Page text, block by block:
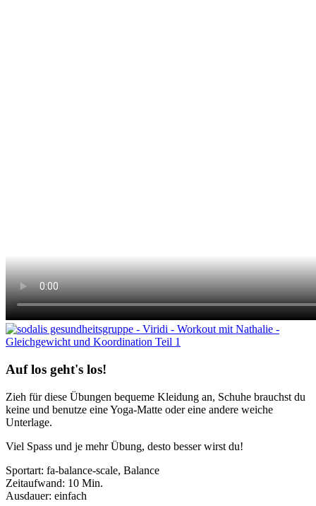
Auf los geht's los!
Zieh für diese Übungen bequeme Kleidung an, Schuhe brauchst du
keine und benutze eine Yoga-Matte oder eine andere weiche
Unterlage.
Viel Spass und je mehr Übung, desto besser wirst du!
Sportart: fa-balance-scale, Balance
Zeitaufwand: 10 Min.
Ausdauer: einfach